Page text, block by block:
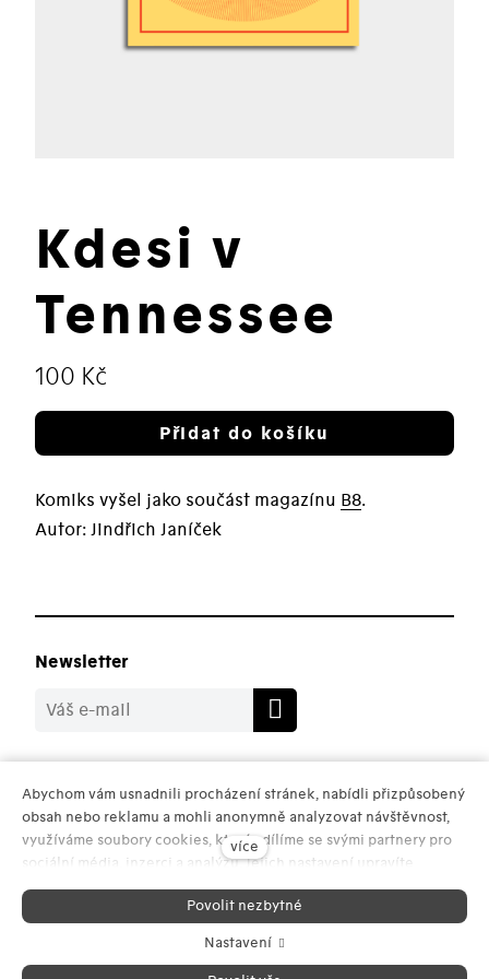
Kdesi v
Tennessee
Cena:
100 Kč
Přidat do košíku
Komiks vyšel jako součást magazínu B8.
Autor: Jindřich Janíček
Newsletter
Pro média–Obchodní podmínky–Ochrana osobních
údajů
Web běží nasolidpixels.
Abychom vám usnadnili procházení stránek, nabídli přizpůsobený
obsah nebo reklamu a mohli anonymně analyzovat návštěvnost,
využíváme soubory cookies, které sdílíme se svými partnery pro
sociální média, inzerci a analýzu. Jejich nastavení upravíte
odkazem "Nastavení cookies" a kdykoliv jej můžete změnit v
patičce webu. Podrobnější informace najdete v našich Zásadách
ochrany osobních údajů a používání souborů cookies. Souhlasíte s
více
Povolit nezbytné
Nastavení